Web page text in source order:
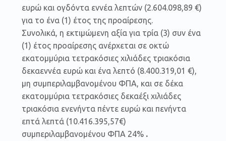
ευρώ και ογδόντα εννέα λεπτών (2.604.098,89 €)
για το ένα (1) έτος της προαίρεσης.
Συνολικά, η εκτιμώμενη αξία για τρία (3) συν ένα
(1) έτος προαίρεσης ανέρχεται σε οκτώ
εκατομμύρια τετρακόσιες χιλιάδες τριακόσια
δεκαεννέα ευρώ και ένα λεπτό (8.400.319,01 €),
μη συμπεριλαμβανομένου ΦΠΑ, και σε δέκα
εκατομμύρια τετρακόσιες δεκαέξι χιλιάδες
τριακόσια ενενήντα πέντε ευρώ και πενήντα
επτά λεπτά (10.416.395,57€)
συμπεριλαμβανομένου ΦΠΑ 24% .